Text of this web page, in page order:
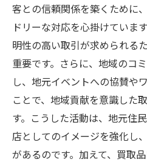
客との信頼関係を築くために
ドリーな対応を心掛けていま
明性の高い取引が求められる
重要です。さらに、地域のコ
し、地元イベントへの協賛や
ことで、地域貢献を意識した
す。こうした活動は、地元住
店としてのイメージを強化し
があるのです。加えて、買取